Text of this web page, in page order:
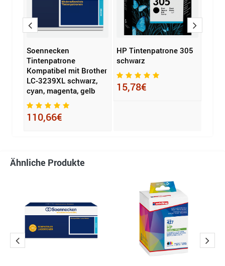
Soennecken
Tintenpatrone
Kompatibel mit Brother
LC-3239XL schwarz,
cyan, magenta, gelb
110,66€
HP Tintenpatrone 305
schwarz
15,78€
Ähnliche Produkte